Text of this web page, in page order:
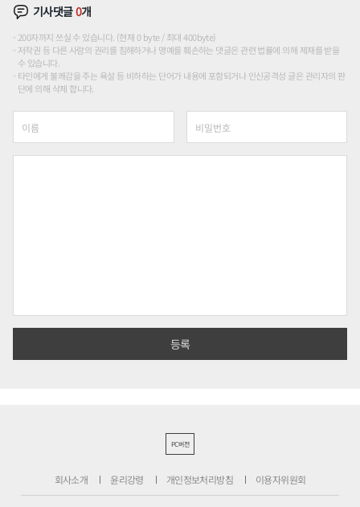
기사댓글0개
200자까지 쓰실 수 있습니다. (현재 0 byte / 최대 400byte)
저작권 등 다른 사람의 권리를 침해하거나 명예를 훼손하는 댓글은 관련 법률에 의해 제재를 받을
수 있습니다.
타인에게 불쾌감을 주는 욕설 등 비하하는 단어가 내용에 포함되거나 인신공격성 글은 관리자의 판
단에 의해 삭제 합니다.
PC버전
회사소개 윤리강령 개인정보처리방침 이용자위원회